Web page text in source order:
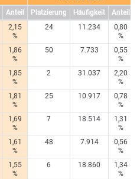
Anteil Platzierung Häufigkeit
Anteil
2,15
%
24 11.234
0,80
%
1,86
%
50 7.733
0,55
%
1,85
%
2 31.037
2,20
%
1,81
%
25 10.917
0,78
%
1,69
%
7 18.514
1,31
%
1,61
%
48 7.914
0,56
%
1,55
%
6 18.860
1,34
%